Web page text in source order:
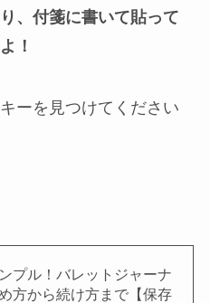
、 付箋に書いて貼って
！
ーを見つけてください
プル！バレットジャーナ
方から続け方まで【保存